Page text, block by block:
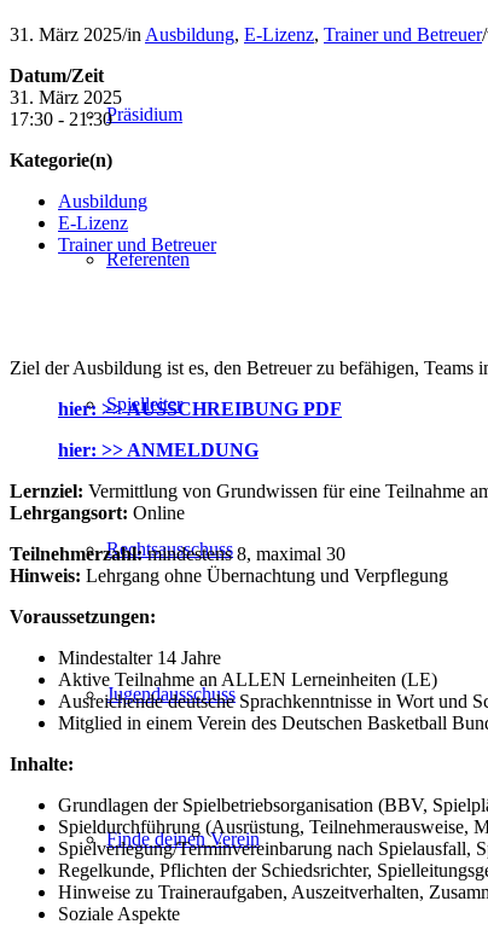
Präsidium
Referenten
Spielleiter
Rechtsausschuss
Jugendausschuss
Finde deinen Verein
31. März 2025/in Ausbildung, E-Lizenz, Trainer und Betreuer/
Datum/Zeit
31. März 2025
17:30 - 21:30
Kategorie(n)
Ausbildung
E-Lizenz
Trainer und Betreuer
Ziel der Ausbildung ist es, den Betreuer zu befähigen,
hier: >> AUSSCHREIBUNG PDF
hier: >> ANMELDUNG
Lernziel: Vermittlung von Grundwissen für eine Teilnahme
Lehrgangsort: Online
Teilnehmerzahl:mindestens 8, maximal 30
Hinweis: Lehrgang ohne Übernachtung und Verpflegung
Voraussetzungen:
Mindestalter 14 Jahre
Aktive Teilnahme an ALLEN Lerneinheiten (LE)
Ausreichende deutsche Sprachkenntnisse in Wort und
Mitglied in einem Verein des Deutschen Basketball
Inhalte:
Grundlagen der Spielbetriebsorganisation (BBV,
Spieldurchführung (Ausrüstung, Teilnehmerausweise,
Spielverlegung/Terminvereinbarung nach Spielausfall,
Regelkunde, Pflichten der Schiedsrichter,
Hinweise zu Traineraufgaben, Auszeitverhalten,
Soziale Aspekte